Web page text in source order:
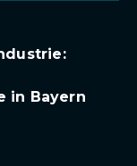
in Bayern